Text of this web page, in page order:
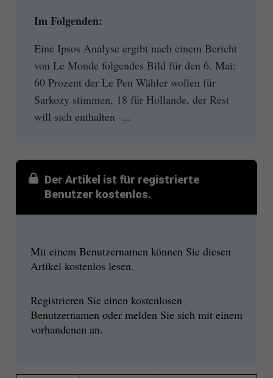
Im Folgenden:
Eine Ipsos Analyse ergibt nach einem Bericht
von Le Monde folgendes Bild für den 6. Mai:
60 Prozent der Le Pen Wähler wollen für
Sarkozy stimmen, 18 für Hollande, der Rest
will sich enthalten -...
Der Artikel ist für registrierte
Benutzer kostenlos.
Mit einem Benutzernamen können Sie diesen
Artikel kostenlos lesen.
Registrieren Sie einen kostenlosen
Benutzernamen oder melden Sie sich mit einem
vorhandenen an.